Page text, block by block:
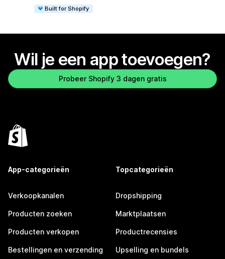
Built for Shopify
Wil je een app toevoegen?
Probeer Shopify 3 dagen gratis
App-categorieën
Verkoopkanalen
Producten zoeken
Producten verkopen
Bestellingen en verzending
Topcategorieën
Dropshipping
Marktplaatsen
Productrecensies
Upselling en bundels